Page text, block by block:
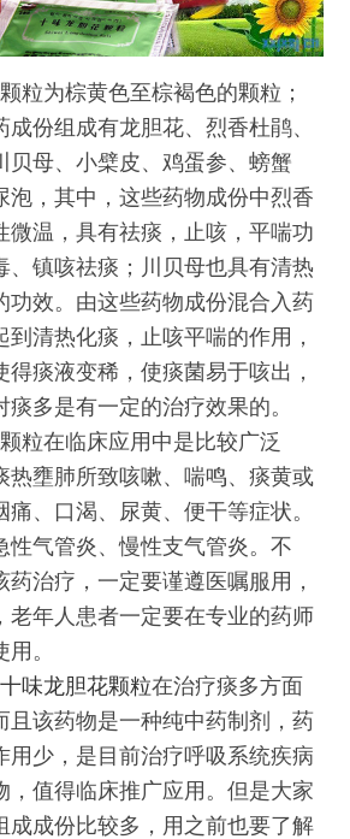
为棕黄色至棕褐色的颗粒；
份组成有龙胆花、烈香杜鹃、
贝母、小檗皮、鸡蛋参、螃蟹
泡，其中，这些药物成份中烈香
微温，具有祛痰，止咳，平喘功
、镇咳祛痰；川贝母也具有清热
功效。由这些药物成份混合入药
清热化痰，止咳平喘的作用，
得痰液变稀，使痰菌易于咳出，
痰多是有一定的治疗效果的。
在临床应用中是比较广泛
热壅肺所致咳嗽、喘鸣、痰黄或
、口渴、尿黄、便干等症状。
性气管炎、慢性支气管炎。不
治疗，一定要谨遵医嘱服用，
老年人患者一定要在专业的药师
。
十味龙胆花颗粒在治疗痰多方面
且该药物是一种纯中药制剂，药
用少，是目前治疗呼吸系统疾病
，值得临床推广应用。但是大家
成成份比较多，用之前也要了解